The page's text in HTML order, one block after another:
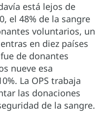
está lejos de
el 48% de la sangre
voluntarios, un
en diez países
de donantes
nueve esa
La OPS trabaja
las donaciones
de la sangre.